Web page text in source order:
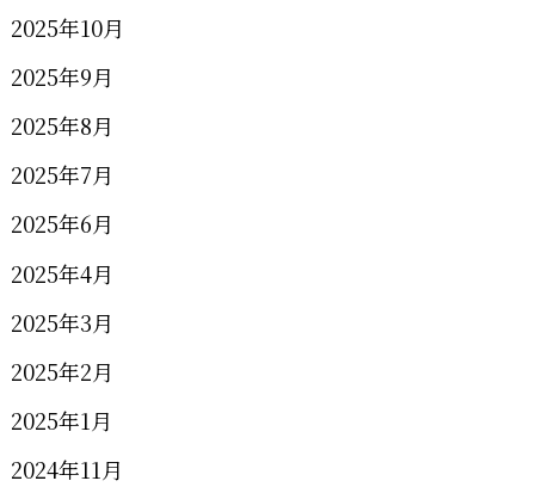
2025年10月
2025年9月
2025年8月
2025年7月
2025年6月
2025年4月
2025年3月
2025年2月
2025年1月
2024年11月